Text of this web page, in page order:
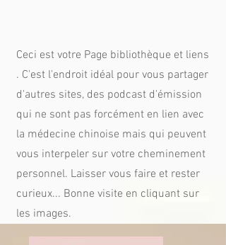
Ceci est votre Page bibliothèque et liens
. C'est l'endroit idéal pour vous partager
d'autres sites, des podcast d'émission
qui ne sont pas forcément en lien avec
la médecine chinoise mais qui peuvent
vous interpeler sur votre cheminement
personnel. Laisser vous faire et rester
curieux... Bonne visite en cliquant sur
les images.